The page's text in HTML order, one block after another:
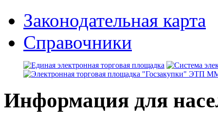
Законодательная карта
Справочники
Информация для